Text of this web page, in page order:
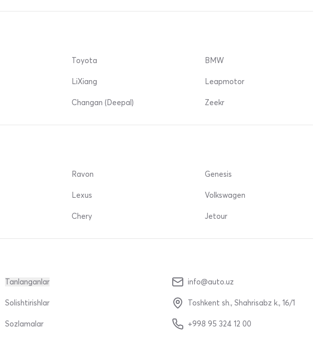
Toyota
LiXiang
Changan (Deepal)
BMW
Leapmotor
Zeekr
Ravon
Lexus
Chery
Genesis
Volkswagen
Jetour
Tanlanganlar
Solishtirishlar
Sozlamalar
info@auto.uz
Toshkent sh., Shahrisabz k., 16/1
+998 95 324 12 00